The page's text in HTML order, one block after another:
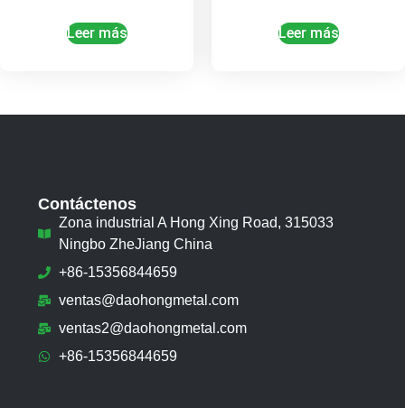
Leer más Leer más
Contáctenos
Zona industrial A Hong Xing Road, 315033
Ningbo ZheJiang China
+86-15356844659
ventas@daohongmetal.com
ventas2@daohongmetal.com
+86-15356844659